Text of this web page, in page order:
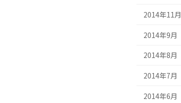
2014年11月
2014年9月
2014年8月
2014年7月
2014年6月